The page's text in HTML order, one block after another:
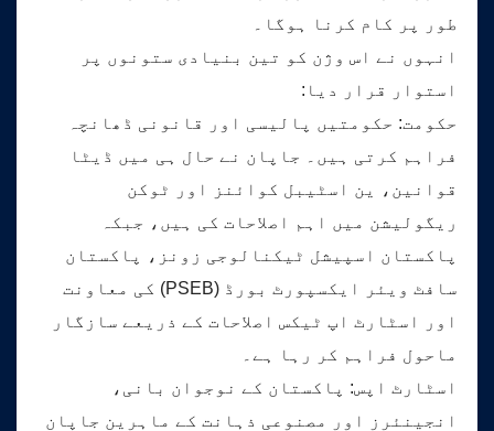
طور پر کام کرنا ہوگا۔
انہوں نے اس وژن کو تین بنیادی ستونوں پر
استوار قرار دیا:
حکومت: حکومتیں پالیسی اور قانونی ڈھانچہ
فراہم کرتی ہیں۔ جاپان نے حال ہی میں ڈیٹا
قوانین، ین اسٹیبل کوائنز اور ٹوکن
ریگولیشن میں اہم اصلاحات کی ہیں، جبکہ
پاکستان اسپیشل ٹیکنالوجی زونز، پاکستان
سافٹ ویئر ایکسپورٹ بورڈ (PSEB) کی معاونت
اور اسٹارٹ اپ ٹیکس اصلاحات کے ذریعے سازگار
ماحول فراہم کر رہا ہے۔
اسٹارٹ اپس: پاکستان کے نوجوان بانی،
انجینئرز اور مصنوعی ذہانت کے ماہرین جاپان